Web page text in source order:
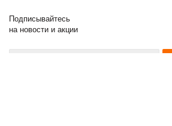
Подписывайтесь
на новости и акции